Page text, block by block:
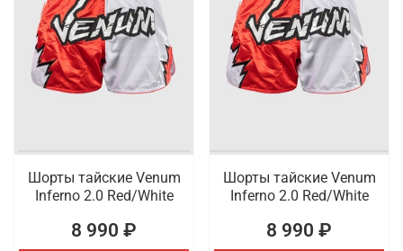
Шорты тайские Venum
Inferno 2.0 Red/White
8 990 ₽
Шорты тайские Venum
Inferno 2.0 Red/White
8 990 ₽